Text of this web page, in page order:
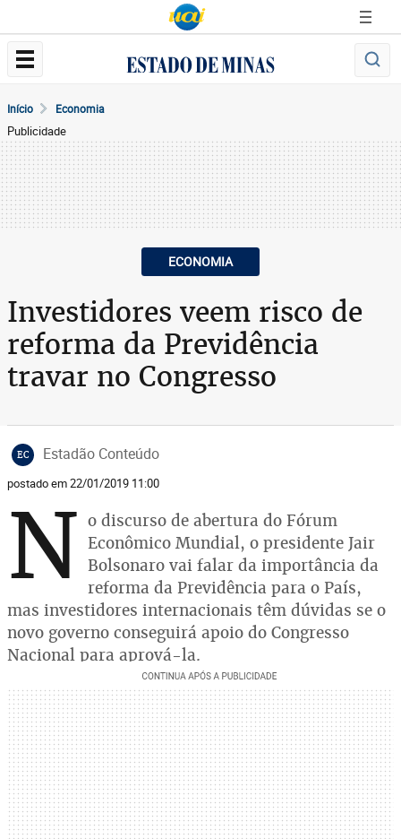
Início Economia
Publicidade
ECONOMIA
Investidores veem risco de
reforma da Previdência
travar no Congresso
EC Estadão Conteúdo
postado em 22/01/2019 11:00
N o discurso de abertura do Fórum
Econômico Mundial, o presidente Jair
Bolsonaro vai falar da importância da
reforma da Previdência para o País,
mas investidores internacionais têm dúvidas se o
novo governo conseguirá apoio do Congresso
Nacional para aprová-la.